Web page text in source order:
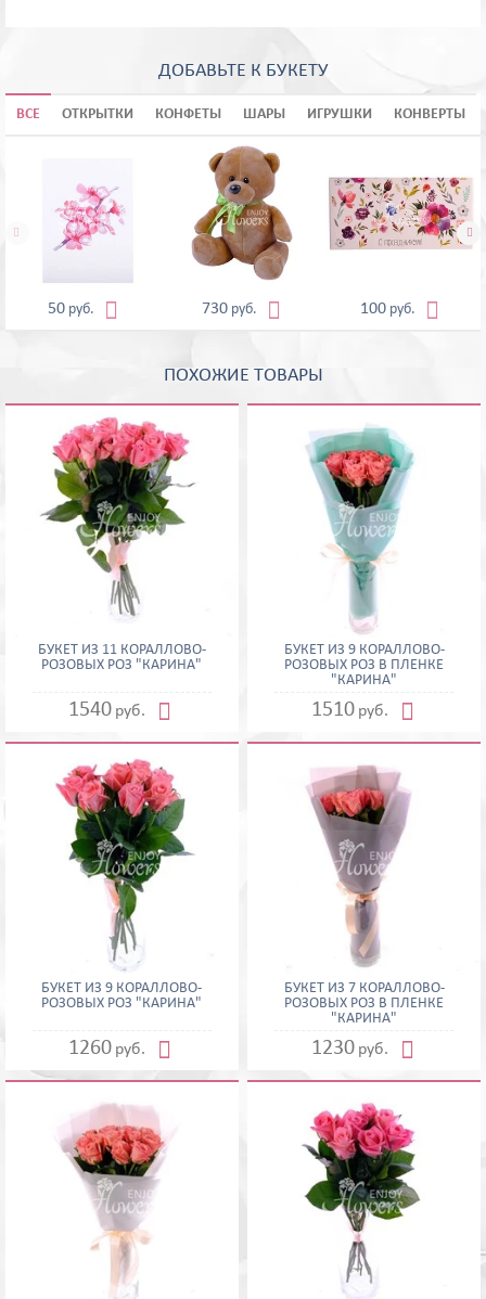
ДОБАВЬТЕ К БУКЕТУ
ВСЕ ОТКРЫТКИ КОНФЕТЫ ШАРЫ ИГРУШКИ КОНВЕРТЫ
50 руб.  730 руб.  100 руб. 
 
ПОХОЖИЕ ТОВАРЫ
БУКЕТ ИЗ 11 КОРАЛЛОВО-
РОЗОВЫХ РОЗ "КАРИНА"
1540 руб. 
БУКЕТ ИЗ 9 КОРАЛЛОВО-
РОЗОВЫХ РОЗ В ПЛЕНКЕ
"КАРИНА"
1510 руб. 
БУКЕТ ИЗ 9 КОРАЛЛОВО-
РОЗОВЫХ РОЗ "КАРИНА"
1260 руб. 
БУКЕТ ИЗ 7 КОРАЛЛОВО-
РОЗОВЫХ РОЗ В ПЛЕНКЕ
"КАРИНА"
1230 руб. 